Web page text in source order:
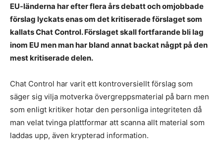
EU-länderna har efter flera års debatt och omjobbade
förslag lyckats enas om det kritiserade förslaget som
kallats Chat Control. Förslaget skall fortfarande bli lag
inom EU men man har bland annat backat någpt på den
mest kritiserade delen.
Chat Control har varit ett kontroversiellt förslag som
säger sig vilja motverka övergreppsmaterial på barn men
som enligt kritiker hotar den personliga integriteten då
man velat tvinga plattformar att scanna allt material som
laddas upp, även krypterad information.